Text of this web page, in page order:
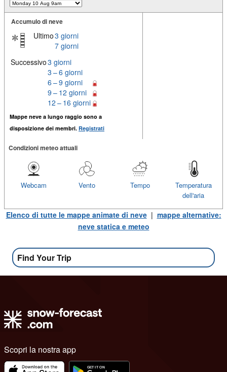
Accumulo di neve
Ultimo3 giorni
7 giorni
Successivo3 giorni
3 – 6 giorni
6 – 9 giorni
9 – 12 giorni
12 – 16 giorni
Mappe neve a lungo raggio sono a
disposizione dei membri. Registrati
Condizioni meteo attuali
Temperatura
dell'aria
Tempo
Vento
Webcam
Elenco di tutte le mappe animate di neve| mappe alternative:
neve statica e meteo
Find Your Trip
Scopri la nostra app